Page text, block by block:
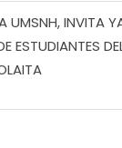
UMSNH, INVITA
ESTUDIANTES